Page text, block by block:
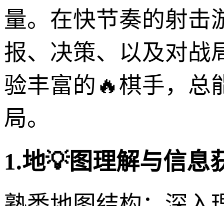
量。在快节奏的射击
报、决策、以及对战
验丰富的🔥棋手，总
局。
1.地💡图理解与信息